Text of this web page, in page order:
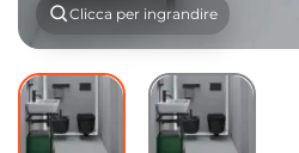
Clicca per ingrandire